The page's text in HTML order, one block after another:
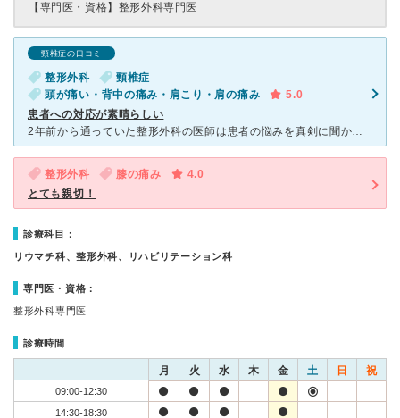
【専門医・資格】 整形外科専門医
頸椎症の口コミ
整形外科
頸椎症
頭が痛い・背中の痛み・肩こり・肩の痛み
5.0
患者への対応が素晴らしい
2年前から通っていた整形外科の医師は患者の悩みを真剣に聞かず 面倒くさそうな話し方と適切な治療もなく困っていたところ このクリニックを知りました。 以前通っていたクリニックは近所で便利でした
整形外科 膝の痛み
4.0
とても親切！
診療科目：
リウマチ科、整形外科、リハビリテーション科
専門医・資格：
整形外科専門医
診療時間
月 火 水 木 金 土 日 祝
09:00-12:30
14:30-18:30